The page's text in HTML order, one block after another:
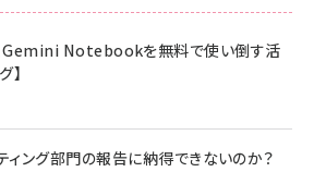
Gemini Notebookを無料で使い倒す活
】
ィング部門の報告に納得できないのか？